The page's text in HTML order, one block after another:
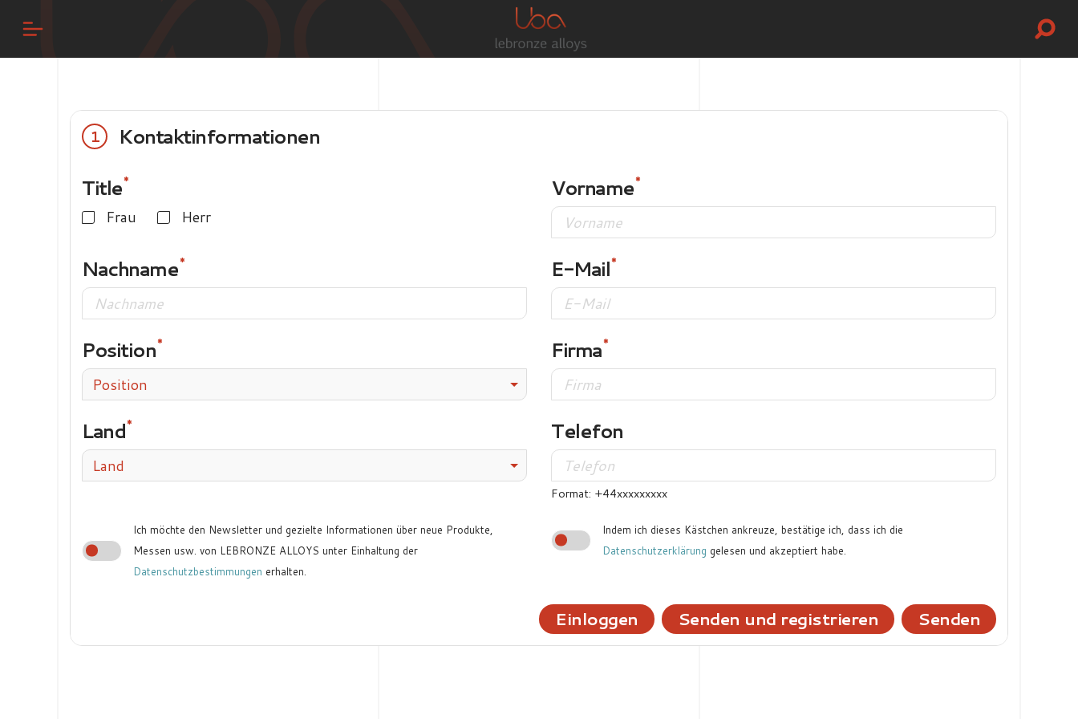
1
Kontaktinformationen
Title
Frau Herr
Vorname
Nachname E-Mail
Position
Position
Firma
Land
Land
Telefon
Format: +44xxxxxxxxx
Ich möchte den Newsletter und gezielte Informationen über neue Produkte,
Messen usw. von LEBRONZE ALLOYS unter Einhaltung der
Datenschutzbestimmungen erhalten.
Indem ich dieses Kästchen ankreuze, bestätige ich, dass ich die
Datenschutzerklärung gelesen und akzeptiert habe.
Einloggen Senden und registrieren Senden